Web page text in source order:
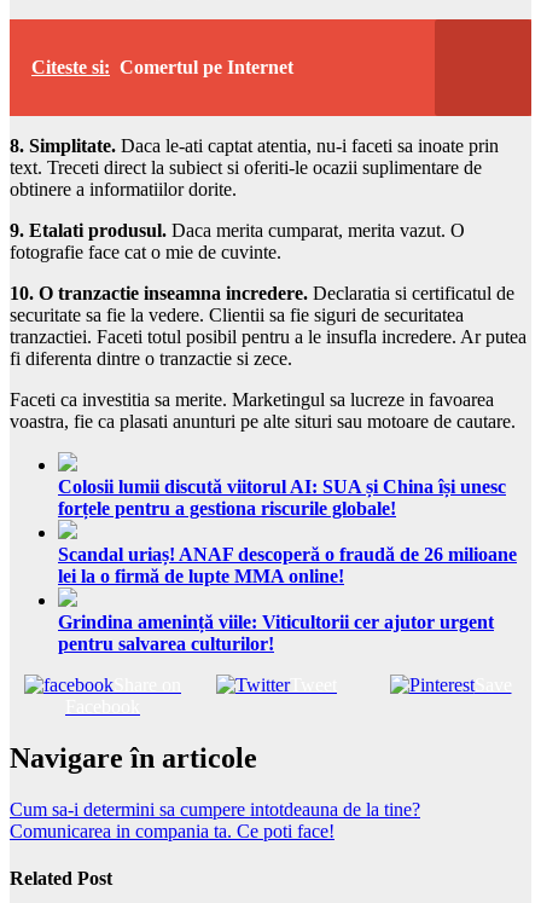
Citeste si: Comertul pe Internet
8. Simplitate. Daca le-ati captat atentia, nu-i faceti sa inoate prin
text. Treceti direct la subiect si oferiti-le ocazii suplimentare de
obtinere a informatiilor dorite.
9. Etalati produsul. Daca merita cumparat, merita vazut. O
fotografie face cat o mie de cuvinte.
10. O tranzactie inseamna incredere. Declaratia si certificatul de
securitate sa fie la vedere. Clientii sa fie siguri de securitatea
tranzactiei. Faceti totul posibil pentru a le insufla incredere. Ar putea
fi diferenta dintre o tranzactie si zece.
Faceti ca investitia sa merite. Marketingul sa lucreze in favoarea
voastra, fie ca plasati anunturi pe alte situri sau motoare de cautare.
Colosii lumii discută viitorul AI: SUA și China își unesc
forțele pentru a gestiona riscurile globale!
Scandal uriaș! ANAF descoperă o fraudă de 26 milioane
lei la o firmă de lupte MMA online!
Grindina amenință viile: Viticultorii cer ajutor urgent
pentru salvarea culturilor!
Tweet Save
Navigare în articole
Cum sa-i determini sa cumpere intotdeauna de la tine?
Comunicarea in compania ta. Ce poti face!
Related Post